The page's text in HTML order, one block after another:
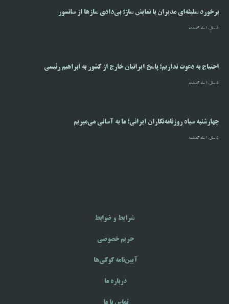
برخورد سلیقه‌ای مدیران با نمایش ساز؛ بی‌دادی سازها از سانسور
5 سال،1 ماه گذشته
احتیاج به دعوت نداریم؛ پاسخ ایرانیان خارج از کشور به ابراهیم رئیسی
5 سال،1 ماه گذشته
چهارشنبه سیاه روزنامه‌نگاران ایرانی؛ ما به آسانی می‌میریم
5 سال،1 ماه گذشته
شرایط و ضوابط
حریم خصوصی
آیین‌نامه‌ کوکی‌ها
درباره ما
تماس با ما